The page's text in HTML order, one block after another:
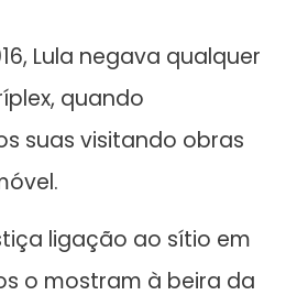
Lula negava qualquer
quando
suas visitando obras
ligação ao sítio em
o mostram à beira da